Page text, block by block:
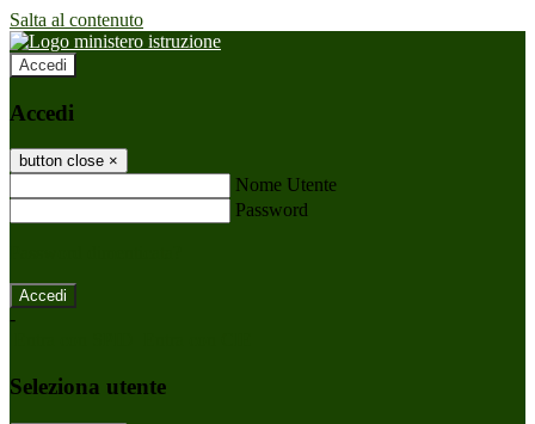
Salta al contenuto
Accedi
Accedi
button close ×
Nome Utente
Password
-
Seleziona utente